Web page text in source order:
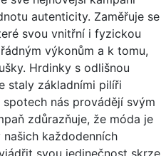
autenticity. Zaměřuje se
svou vnitřní i fyzickou
výkonům a k tomu,
Hrdinky s odlišnou
staly základními pilíři
nás provádějí svým
zdůrazňuje, že móda je
každodenních
svou jedinečnost skrze